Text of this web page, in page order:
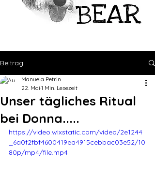
Beitrag
Unser tägliches Ritual
bei Donna.....
Manuela Petrin
22. Mai 1 Min. Lesezeit
https://video.wixstatic.com/video/2e1244
_6a0f2fbf4600419ea4915cebbac03e52/10
80p/mp4/file.mp4